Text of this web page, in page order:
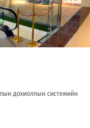
дохиоллын системийн